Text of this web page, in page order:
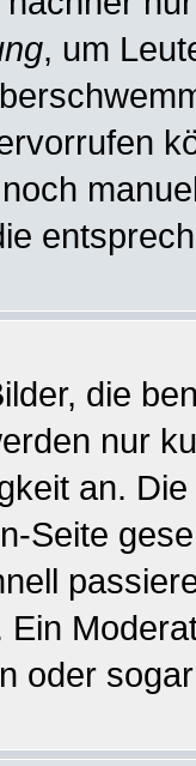
, um
die
nur
an.
Seite
oder